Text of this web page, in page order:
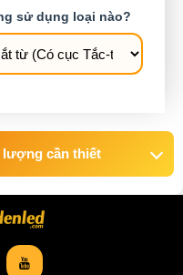
sử dụng loại nào?
lượng cần thiết